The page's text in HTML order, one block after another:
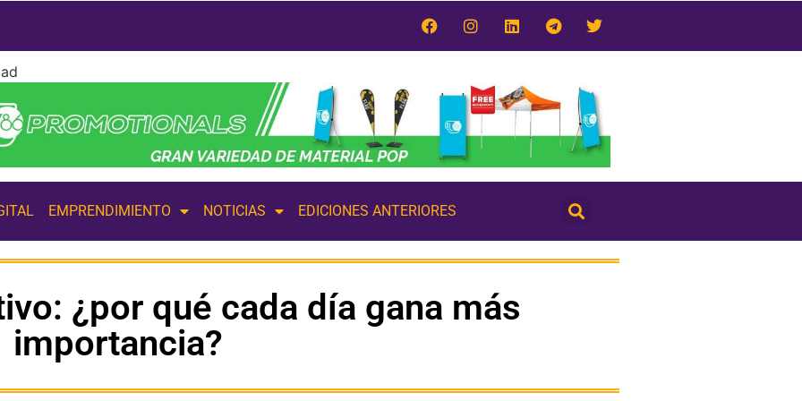
EMPRENDIMIENTO NOTICIAS EDICIONES ANTERIORES
¿por qué cada día gana más
importancia?